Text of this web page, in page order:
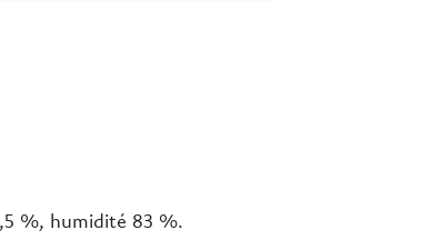
%, humidité 83 %.